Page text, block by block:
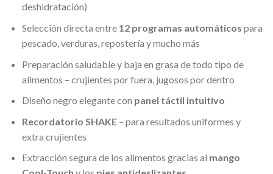
deshidratación)
Selección directa entre 12 programas automáticos para
pescado, verduras, repostería y mucho más
Preparación saludable y baja en grasa de todo tipo de
alimentos – crujientes por fuera, jugosos por dentro
Diseño negro elegante con panel táctil intuitivo
Recordatorio SHAKE– para resultados uniformes y
extra crujientes
Extracción segura de los alimentos gracias al mango